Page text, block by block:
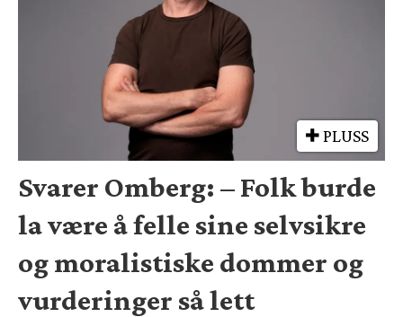
PLUSS
Svarer Omberg: – Folk burde
la være å felle sine selvsikre
og moralistiske dommer og
vurderinger så lett